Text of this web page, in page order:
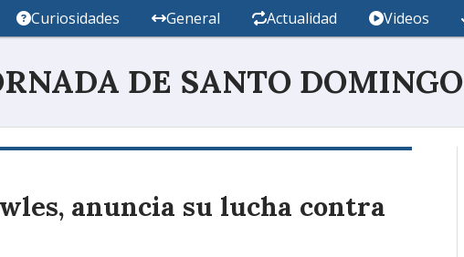
DE SANTO DOMINGO
Curiosidades General Actualidad Videos
anuncia su lucha contra